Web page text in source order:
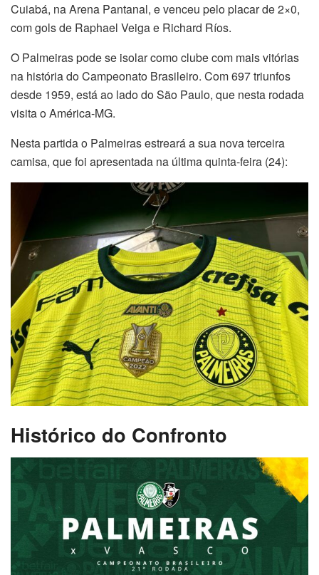
Cuiabá, na Arena Pantanal, e venceu pelo placar de 2×0,
com gols de Raphael Veiga e Richard Ríos.
O Palmeiras pode se isolar como clube com mais vitórias
na história do Campeonato Brasileiro. Com 697 triunfos
desde 1959, está ao lado do São Paulo, que nesta rodada
visita o América-MG.
Nesta partida o Palmeiras estreará a sua nova terceira
camisa, que foi apresentada na última quinta-feira (24):
Histórico do Confronto